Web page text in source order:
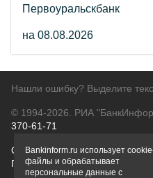
Первоуральскбанк
на 08.08.2026
Нашли ошибку? Выделите
© 1994-2026. РИА
370-61-71
О проектеПолитика
Правовая информацияДля
Bankinform.ru использует
файлы и обрабатывает
персональные данные с